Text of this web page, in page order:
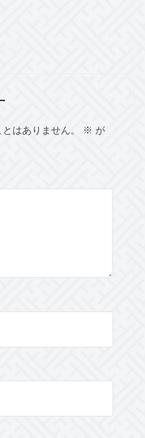
はありません。 ※ が